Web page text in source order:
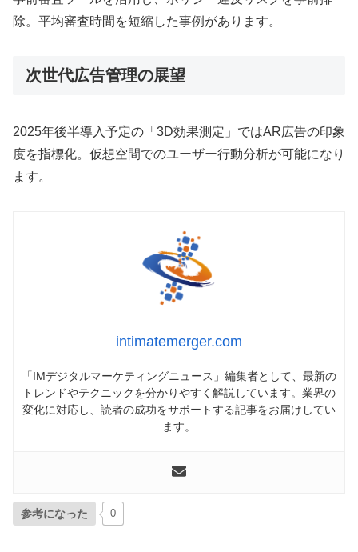
除。平均審査時間を短縮した事例があります。
次世代広告管理の展望
2025年後半導入予定の「3D効果測定」ではAR広告の印象
度を指標化。仮想空間でのユーザー行動分析が可能になり
ます。
intimatemerger.com
「IMデジタルマーケティングニュース」編集者として、最新の
トレンドやテクニックを分かりやすく解説しています。業界の
変化に対応し、読者の成功をサポートする記事をお届けしてい
ます。
参考になった 0